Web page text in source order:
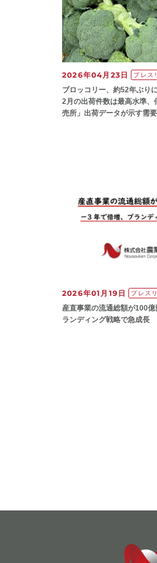
2026年04月23日 プレス
ブロッコリー、約52年ぶり
2月の出荷件数は最高水準、
売所」出荷データが示す需
2026年01月19日 プレス
産直事業の流通総額が100
ランディング戦略で急成長